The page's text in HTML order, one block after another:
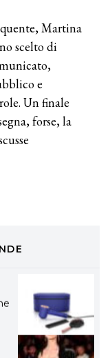
Martina
scelto di
e
Un finale
forse, la